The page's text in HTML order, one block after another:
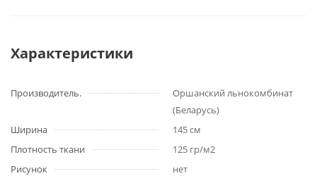
Характеристики
Производитель.
Оршанский льнокомбинат
(Беларусь)
Ширина
145 см
Плотность ткани
125 гр/м2
Рисунок
нет